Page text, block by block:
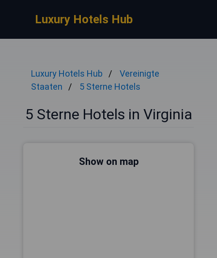
Luxury Hotels Hub
Luxury Hotels Hub
Vereinigte
Staaten
5 Sterne Hotels
5 Sterne Hotels in Virginia
Show on map